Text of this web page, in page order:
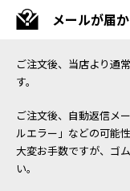
メールが届
ご注文後、当店より通
す。
ご注文後、自動返信メ
ルエラー」などの可能
大変お手数ですが、ゴ
い。